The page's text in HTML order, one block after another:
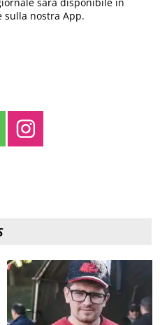
sarà disponibile in
sulla nostra App.